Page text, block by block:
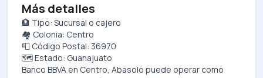
Más detalles
🏦 Tipo: Sucursal o cajero
🏘️ Colonia: Centro
📮 Código Postal: 36970
🗺️ Estado: Guanajuato
Banco BBVA en Centro, Abasolo puede operar como